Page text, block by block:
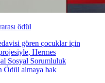
ödül
gören çocuklar için
Hermes
Sosyal Sorumluluk
Ödül almaya hak